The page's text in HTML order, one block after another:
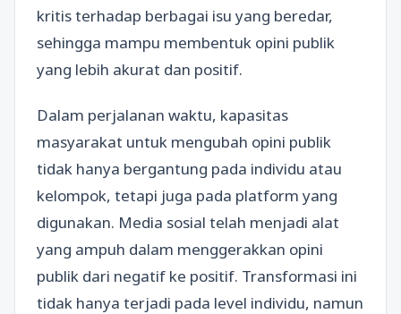
kritis terhadap berbagai isu yang beredar,
sehingga mampu membentuk opini publik
yang lebih akurat dan positif.
Dalam perjalanan waktu, kapasitas
masyarakat untuk mengubah opini publik
tidak hanya bergantung pada individu atau
kelompok, tetapi juga pada platform yang
digunakan. Media sosial telah menjadi alat
yang ampuh dalam menggerakkan opini
publik dari negatif ke positif. Transformasi ini
tidak hanya terjadi pada level individu, namun